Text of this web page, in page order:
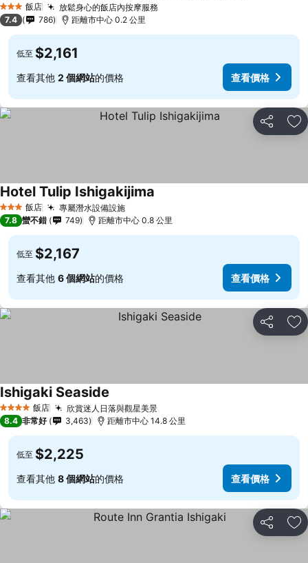
3 星級 飯店 放鬆身心的飯店內按摩服務
7.4 786 距離市中心 0.2 公里
低至 $2,161
查看其他 2 個網站的價格 查看價格
分享 加
3 星級 飯店 專屬潛水設備設施
Hotel Tulip Ishigakijima
7.8 蠻不錯 749 距離市中心 0.8 公里
低至 $2,167
查看其他 6 個網站的價格 查看價格
分享 加
4 星級 飯店 欣賞迷人日落與觀星美景
Ishigaki Seaside
8.4 非常好 3,463 距離市中心 14.8 公里
低至 $2,225
查看其他 8 個網站的價格 查看價格
分享 加